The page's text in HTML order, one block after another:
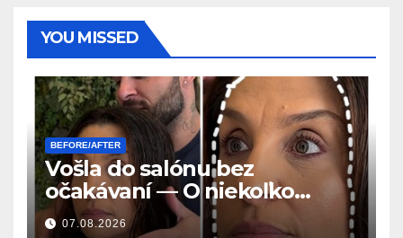
YOU MISSED
BEFORE/AFTER
Vošla do salónu bez
očakávaní — O niekoľko
hodín neskôr sa všetci pýtali
07.08.2026